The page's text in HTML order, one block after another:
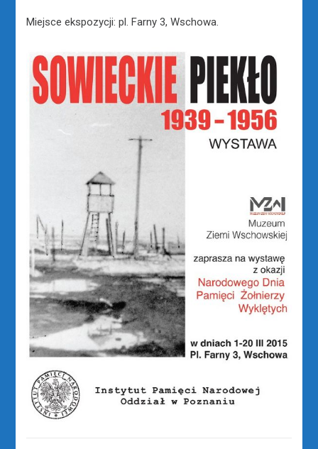
Miejsce ekspozycji: pl. Farny 3, Wschowa.